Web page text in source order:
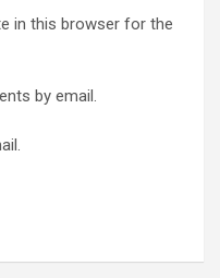
in this browser for the
by email.